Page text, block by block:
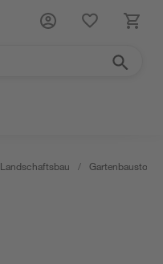
/ Gartenbaustoffe